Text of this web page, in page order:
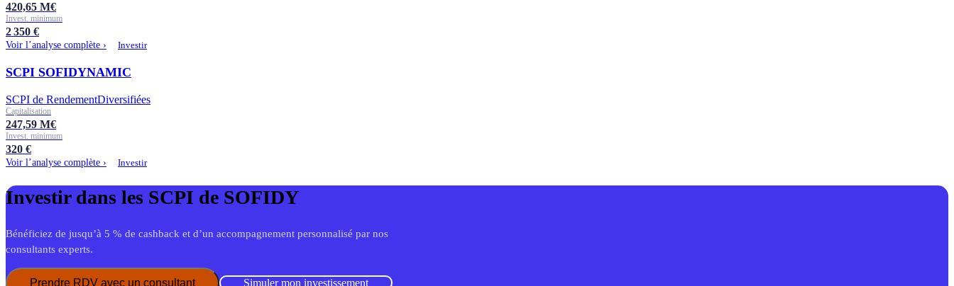
420,65 M€
Invest. minimum
2 350 €
Voir l’analyse complète › Investir
SCPI SOFIDYNAMIC
SCPI de RendementDiversifiées
Capitalisation
247,59 M€
Invest. minimum
320 €
Voir l’analyse complète › Investir
Investir dans les SCPI de SOFIDY
Bénéficiez de jusqu’à 5 % de cashback et d’un accompagnement personnalisé par nos
consultants experts.
Prendre RDV avec un consultant Simuler mon investissement